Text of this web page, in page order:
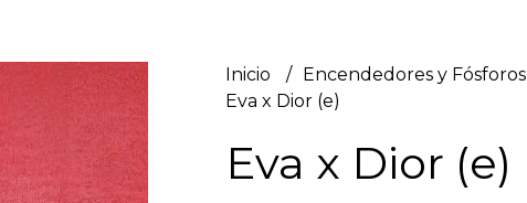
Inicio Encendedores y Fósforos
Eva x Dior (e)
Eva x Dior (e)